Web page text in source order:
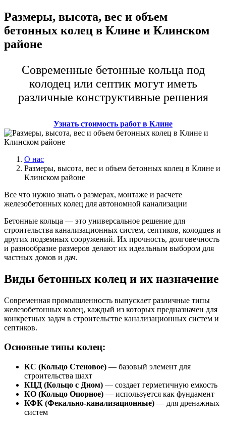
Размеры, высота, вес и объем
бетонных колец в Клине и Клинском
районе
Современные бетонные кольца под
колодец или септик могут иметь
различные конструктивные решения
Узнать стоимость работ в Клине
О нас
Размеры, высота, вес и объем бетонных колец в Клине и
Клинском районе
Все что нужно знать о размерах, монтаже и расчете
железобетонных колец для автономной канализации
Бетонные кольца — это универсальное решение для
строительства канализационных систем, септиков, колодцев и
других подземных сооружений. Их прочность, долговечность
и разнообразие размеров делают их идеальным выбором для
частных домов и дач.
Виды бетонных колец и их назначение
Современная промышленность выпускает различные типы
железобетонных колец, каждый из которых предназначен для
конкретных задач в строительстве канализационных систем и
септиков.
Основные типы колец:
КС (Кольцо Стеновое) — базовый элемент для
строительства шахт
КЦД (Кольцо с Дном) — создает герметичную емкость
КО (Кольцо Опорное) — используется как фундамент
КФК (Фекально-канализационные) — для дренажных
систем